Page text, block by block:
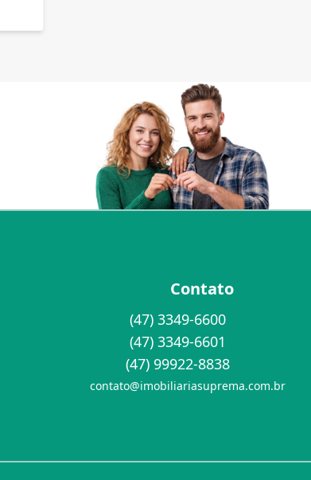
Contato
(47) 3349-6600
(47) 3349-6601
(47) 99922-8838
contato@imobiliariasuprema.com.br